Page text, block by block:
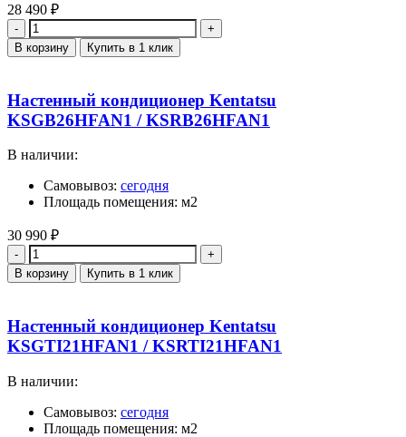
28 490 ₽
Количество
В корзину Купить в 1 клик
Настенный кондиционер Kentatsu
KSGB26HFAN1 / KSRB26HFAN1
В наличии:
Самовывоз: сегодня
Площадь помещения: м2
30 990 ₽
Количество
В корзину Купить в 1 клик
Настенный кондиционер Kentatsu
KSGTI21HFAN1 / KSRTI21HFAN1
В наличии:
Самовывоз: сегодня
Площадь помещения: м2